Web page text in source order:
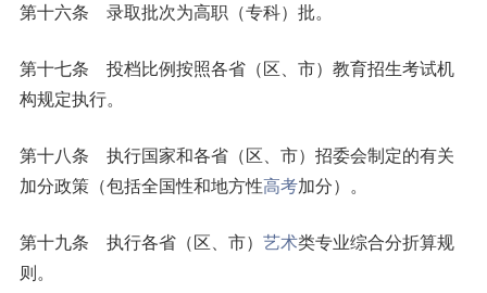
第十六条 录取批次为高职（专科）批。
第十七条 投档比例按照各省（区、市）教育招生考试机
构规定执行。
第十八条 执行国家和各省（区、市）招委会制定的有关
加分政策（包括全国性和地方性高考加分）。
第十九条 执行各省（区、市） 艺术类专业综合分折算规
则。